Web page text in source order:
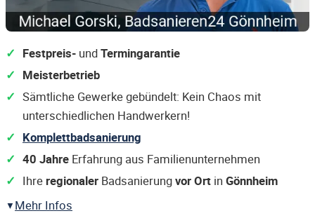
Festpreis- undTermingarantie
Meisterbetrieb
Sämtliche Gewerke gebündelt: Kein Chaos mit
unterschiedlichen Handwerkern!
Komplettbadsanierung
40 Jahre Erfahrung aus Familienunternehmen
Ihre regionaler Badsanierungvor Ort in Gönnheim
Mehr Infos